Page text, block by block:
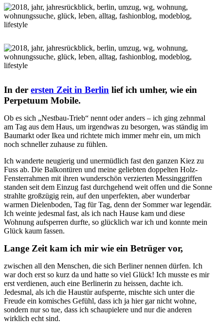
In der ersten Zeit in Berlin lief ich umher, wie ein
Perpetuum Mobile.
Ob es sich „Nestbau-Trieb“ nennt oder anders – ich ging zehnmal
am Tag aus dem Haus, um irgendwas zu besorgen, was ständig im
Baumarkt oder Ikea und richtete mich immer mehr ein, um mich
noch schneller zuhause zu fühlen.
Ich wanderte neugierig und unermüdlich fast den ganzen Kiez zu
Fuss ab. Die Balkontüren und meine geliebten doppelten Holz-
Fensterrahmen mit ihren wunderschön verzierten Messinggriffen
standen seit dem Einzug fast durchgehend weit offen und die Sonne
strahlte großzügig rein, auf den unperfekten, aber wunderbar
warmen Dielenboden, Tag für Tag, denn der Sommer war legendär.
Ich weinte jedesmal fast, als ich nach Hause kam und diese
Wohnung aufsperren durfte, so glücklich war ich und konnte mein
Glück kaum fassen.
Lange Zeit kam ich mir wie ein Betrüger vor,
zwischen all den Menschen, die sich Berliner nennen dürfen. Ich
war doch erst so kurz da und hatte so viel Glück! Ich musste es mir
erst verdienen, auch eine Berlinerin zu heissen, dachte ich.
Jedesmal, als ich die Haustür aufsperrte, mischte sich unter die
Freude ein komisches Gefühl, dass ich ja hier gar nicht wohne,
sondern nur so tue, dass ich schaupielere und nur die anderen
wirklich echt sind.